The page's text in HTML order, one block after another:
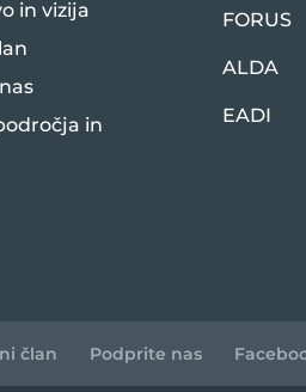
in vizija
in
FORUS
ALDA
EADI
član Podprite nas